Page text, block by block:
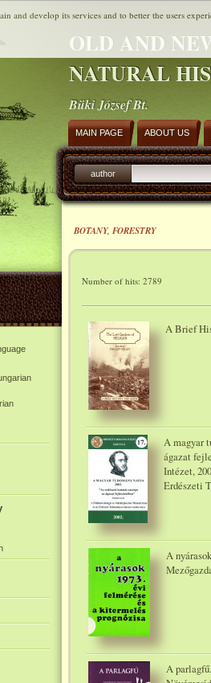
OLD AND
NATURAL
Büki József Bt.
MAIN PAGE ABOUT US
author
BOTANY, FORESTRY
Number of hits: 2789
A Brief
A magyar
ágazat
Intézet,
Erdészeti
A
A
and develop its services and to better the users